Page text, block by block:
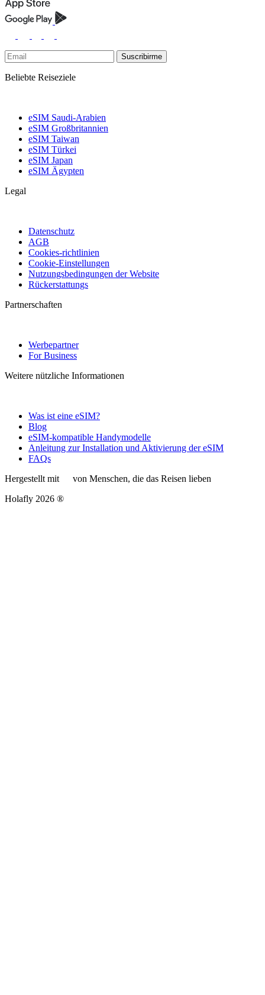
Suscribirme
Beliebte Reiseziele
eSIM Saudi-Arabien
eSIM Großbritannien
eSIM Taiwan
eSIM Türkei
eSIM Japan
eSIM Ägypten
Legal
Datenschutz
AGB
Cookies-richtlinien
Cookie-Einstellungen
Nutzungsbedingungen der Website
Rückerstattungs
Partnerschaften
Werbepartner
For Business
Weitere nützliche Informationen
Was ist eine eSIM?
Blog
eSIM-kompatible Handymodelle
Anleitung zur Installation und Aktivierung der eSIM
FAQs
Hergestellt mit
von Menschen, die das Reisen lieben
Holafly 2026 ®